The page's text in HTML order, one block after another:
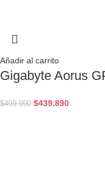
Añadir al carrito
Gigabyte Aorus
$499.990 $439.890